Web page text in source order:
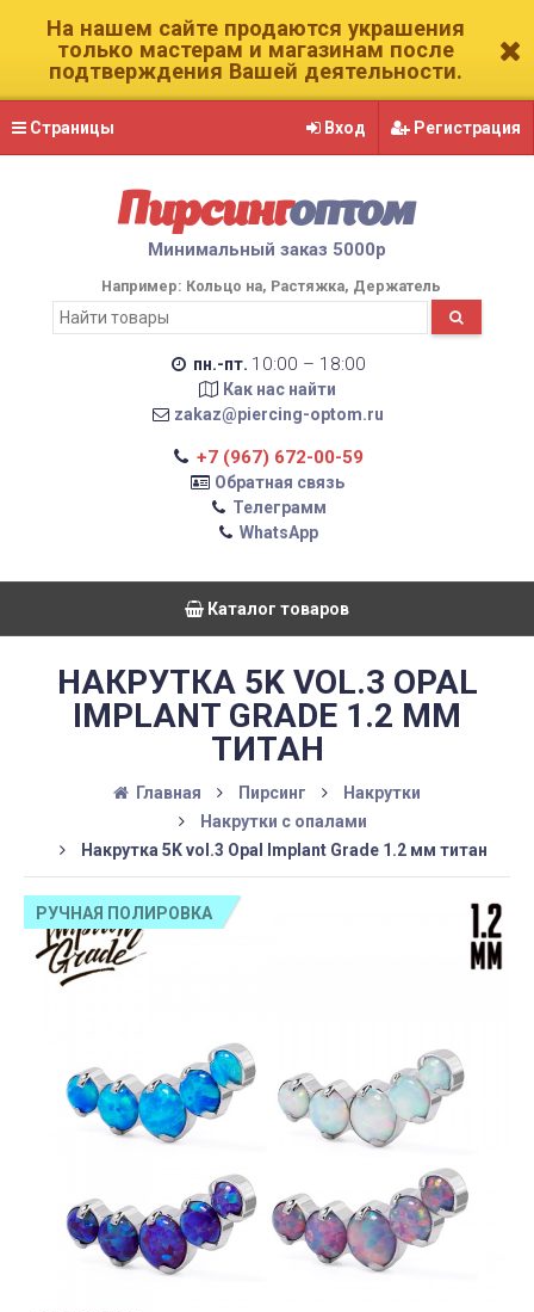
На нашем сайте продаются украшения
только мастерам и магазинам после
подтверждения Вашей деятельности.
Страницы Вход Регистрация
Пирсингоптом
Минимальный заказ 5000р
Например: Кольцо на Растяжка Держатель
пн.-пт. 10:00 – 18:00
Как нас найти
zakaz@piercing-optom.ru
+7 (967) 672-00-59
Обратная связь
Телеграмм
WhatsApp
Каталог товаров
НАКРУТКА 5K VOL.3 OPAL
IMPLANT GRADE 1.2 ММ
ТИТАН
Главная Пирсинг
Накрутки
Накрутки с опалами
Накрутка 5K vol.3 Opal Implant Grade 1.2 мм титан
РУЧНАЯ ПОЛИРОВКА